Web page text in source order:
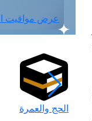
عرض مواقيت
الحج والعمرة